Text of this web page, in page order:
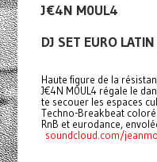
J€4N M0UL4
DJ SET EURO
Haute figure de la
J€4N M0UL4 régale le
te secouer les espaces
Techno-Breakbeat
RnB et eurodance,
soundcloud.com/